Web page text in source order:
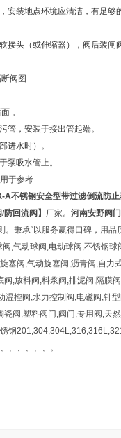
安装地点环境应清洁，有足
接头（或伸缩器），阀后装闸
。
管，安装于接出管起端。
进水时）。
泵吸水管上。
于参考
A不锈钢安全型带过滤倒流防
防回流阀 】 厂家。 河南安野阀
。秉承“以服务赢得口碑，用
,气动球阀,电动球阀,不锈钢
塞阀,气动旋塞阀,沥青阀,自
,放料阀,料浆阀,排泥阀,隔膜
温控阀,水力控制阀,电磁阀,针
阀,塑料阀门,阀门,专用阀,天
钢
、、、、、。